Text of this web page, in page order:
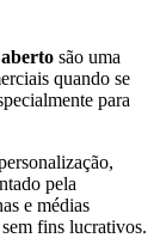
são uma
quando se
para
pela
e médias
fins lucrativos.